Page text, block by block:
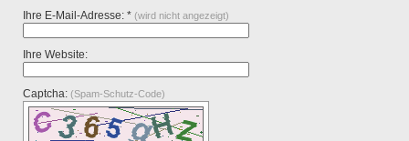
Ihre E-Mail-Adresse: * (wird nicht angezeigt)
Ihre Website:
Captcha: (Spam-Schutz-Code)